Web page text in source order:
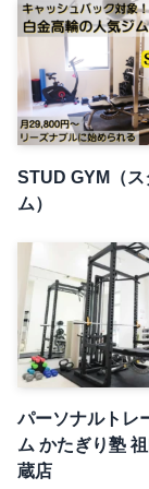
STUD GYM（
ム）
パーソナルトレ
ム かたぎり塾
蔵店